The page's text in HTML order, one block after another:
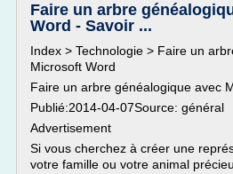
Faire un arbre
Word - Savoir ...
Index > Technologie > Faire un
Microsoft Word
Faire un arbre généalogique avec
Publié:2014-04-07Source: général
Advertisement
Si vous cherchez à créer une
votre famille ou votre animal